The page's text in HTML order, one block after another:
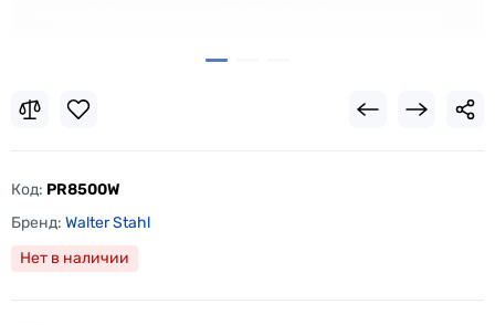
Код: PR8500W
Бренд: Walter Stahl
Нет в наличии